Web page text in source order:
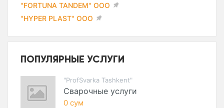
"FORTUNA TANDEM" ООО
"HYPER PLAST" ООО
ПОПУЛЯРНЫЕ УСЛУГИ
"ProfSvarka Tashkent"
Сварочные услуги
0 сум